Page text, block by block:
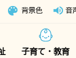
ムページ
背景色 音
子育て・教育